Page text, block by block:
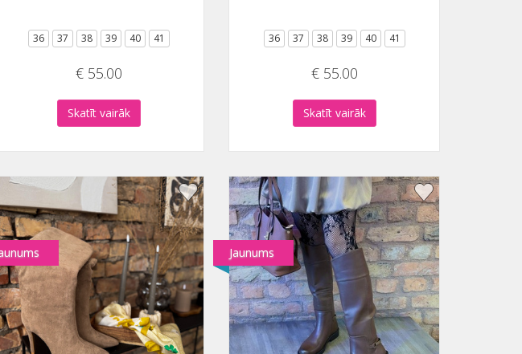
36 37 38 39 40 41
€ 55.00
Skatīt vairāk
36 37 38 39 40 41
€ 55.00
Skatīt vairāk
Jaunums